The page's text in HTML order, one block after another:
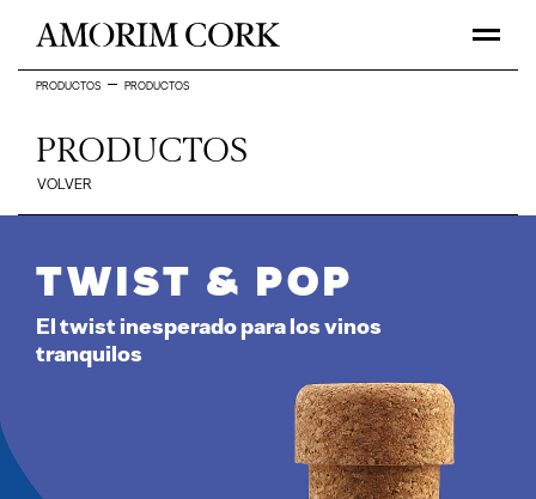
PRODUCTOS PRODUCTOS
PRODUCTOS
VOLVER
Twist & Pop
El twist inesperado para los vinos
tranquilos